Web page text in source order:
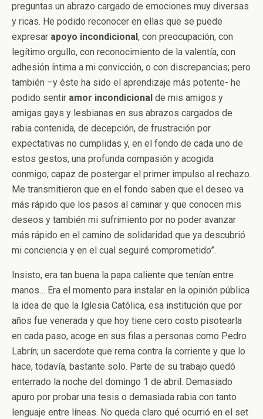
preguntas un abrazo cargado de emociones muy diversas
y ricas. He podido reconocer en ellas que se puede
expresar apoyo incondicional, con preocupación, con
legítimo orgullo, con reconocimiento de la valentía, con
adhesión íntima a mi convicción, o con discrepancias; pero
también –y éste ha sido el aprendizaje más potente- he
podido sentir amor incondicional de mis amigos y
amigas gays y lesbianas en sus abrazos cargados de
rabia contenida, de decepción, de frustración por
expectativas no cumplidas y, en el fondo de cada uno de
estos gestos, una profunda compasión y acogida
conmigo, capaz de postergar el primer impulso al rechazo.
Me transmitieron que en el fondo saben que el deseo va
más rápido que los pasos al caminar y que conocen mis
deseos y también mi sufrimiento por no poder avanzar
más rápido en el camino de solidaridad que ya descubrió
mi conciencia y en el cual seguiré comprometido”.
Insisto, era tan buena la papa caliente que tenían entre
manos… Era el momento para instalar en la opinión pública
la idea de que la Iglesia Católica, esa institución que por
años fue venerada y que hoy tiene cero costo pisotearla
en cada paso, acoge en sus filas a personas como Pedro
Labrín; un sacerdote que rema contra la corriente y que lo
hace, todavía, bastante solo. Parte de su trabajo quedó
enterrado la noche del domingo 1 de abril. Demasiado
apuro por probar una tesis o demasiada rabia con tanto
lenguaje entre líneas. No queda claro qué ocurrió en el set